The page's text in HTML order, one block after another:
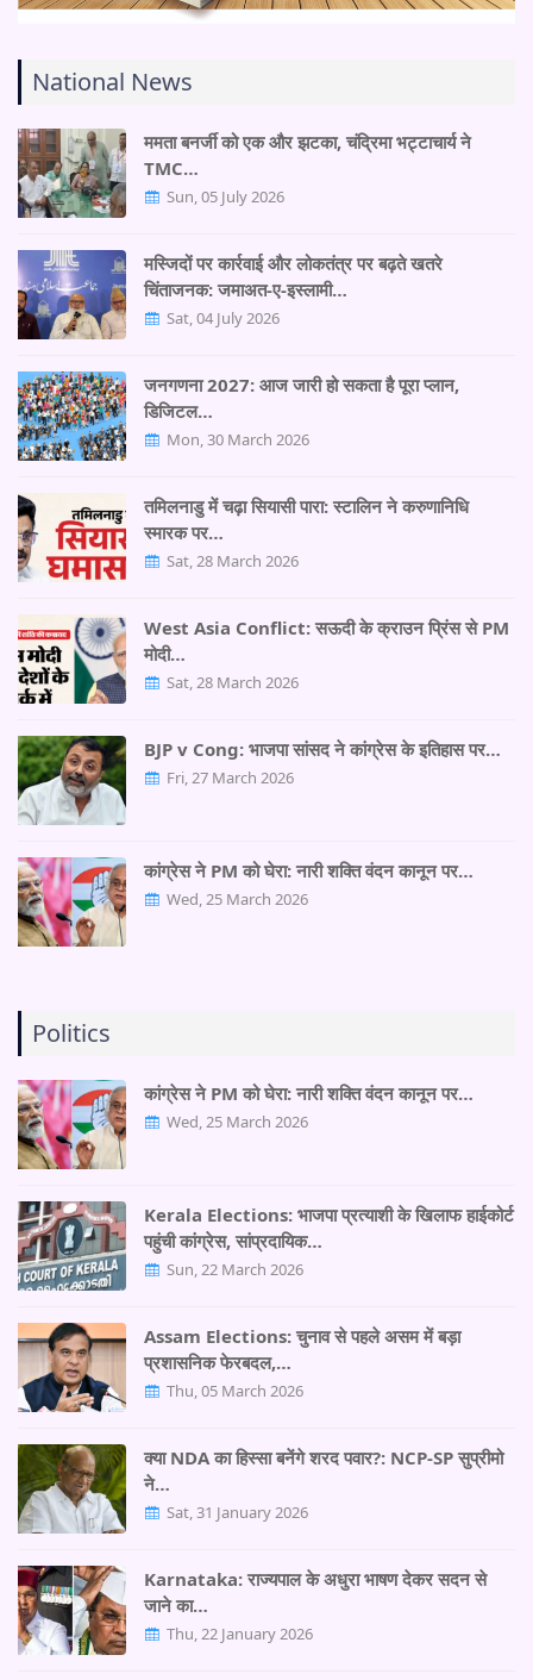
National News
ममता बनर्जी को एक और झटका, चंद्रिमा भट्टाचार्य ने
TMC…
Sun, 05 July 2026
मस्जिदों पर कार्रवाई और लोकतंत्र पर बढ़ते खतरे
चिंताजनक: जमाअत-ए-इस्लामी…
Sat, 04 July 2026
जनगणना 2027: आज जारी हो सकता है पूरा प्लान,
डिजिटल…
Mon, 30 March 2026
तमिलनाडु में चढ़ा सियासी पारा: स्टालिन ने करुणानिधि
स्मारक पर…
Sat, 28 March 2026
West Asia Conflict: सऊदी के क्राउन प्रिंस से PM
मोदी…
Sat, 28 March 2026
BJP v Cong: भाजपा सांसद ने कांग्रेस के इतिहास पर…
Fri, 27 March 2026
कांग्रेस ने PM को घेरा: नारी शक्ति वंदन कानून पर…
Wed, 25 March 2026
Politics
कांग्रेस ने PM को घेरा: नारी शक्ति वंदन कानून पर…
Wed, 25 March 2026
Kerala Elections: भाजपा प्रत्याशी के खिलाफ हाईकोर्ट
पहुंची कांग्रेस, सांप्रदायिक…
Sun, 22 March 2026
Assam Elections: चुनाव से पहले असम में बड़ा
प्रशासनिक फेरबदल,…
Thu, 05 March 2026
क्या NDA का हिस्सा बनेंगे शरद पवार?: NCP-SP सुप्रीमो
ने…
Sat, 31 January 2026
Karnataka: राज्यपाल के अधुरा भाषण देकर सदन से
जाने का…
Thu, 22 January 2026